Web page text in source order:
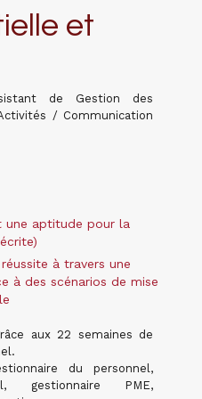
et
de Gestion des
/ Communication
une aptitude pour la
à travers une
à des scénarios de mise
aux 22 semaines de
du personnel,
gestionnaire PME,